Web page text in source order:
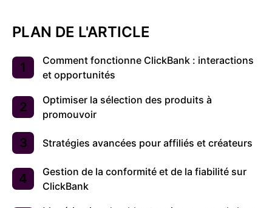
PLAN DE L'ARTICLE
Comment fonctionne ClickBank : interactions
et opportunités
Optimiser la sélection des produits à
promouvoir
Stratégies avancées pour affiliés et créateurs
Gestion de la conformité et de la fiabilité sur
ClickBank